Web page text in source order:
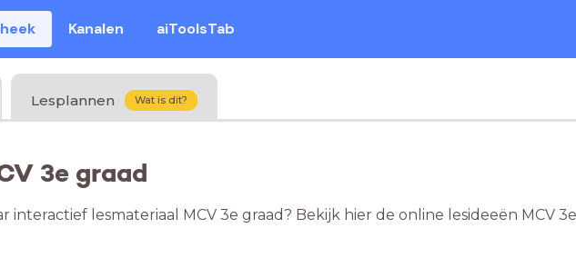
Kanalen aiToolsTab
Lesplannen Wat is dit?
3e graad
interactief lesmateriaal MCV 3e graad? Bekijk hier de online lesideeën MCV